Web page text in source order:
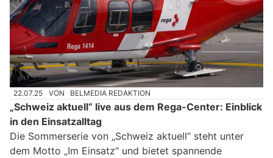
22.07.25 VON BELMEDIA REDAKTION
„Schweiz aktuell“ live aus dem Rega-Center: Einblick
in den Einsatzalltag
Die Sommerserie von „Schweiz aktuell“ steht unter
dem Motto „Im Einsatz“ und bietet spannende